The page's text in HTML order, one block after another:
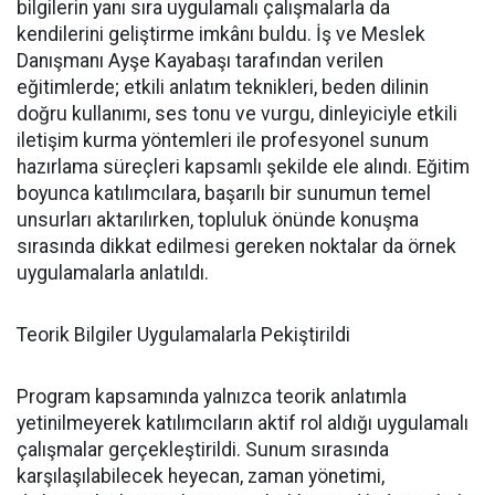
bilgilerin yanı sıra uygulamalı çalışmalarla da
kendilerini geliştirme imkânı buldu. İş ve Meslek
Danışmanı Ayşe Kayabaşı tarafından verilen
eğitimlerde; etkili anlatım teknikleri, beden dilinin
doğru kullanımı, ses tonu ve vurgu, dinleyiciyle etkili
iletişim kurma yöntemleri ile profesyonel sunum
hazırlama süreçleri kapsamlı şekilde ele alındı. Eğitim
boyunca katılımcılara, başarılı bir sunumun temel
unsurları aktarılırken, topluluk önünde konuşma
sırasında dikkat edilmesi gereken noktalar da örnek
uygulamalarla anlatıldı.
Teorik Bilgiler Uygulamalarla Pekiştirildi
Program kapsamında yalnızca teorik anlatımla
yetinilmeyerek katılımcıların aktif rol aldığı uygulamalı
çalışmalar gerçekleştirildi. Sunum sırasında
karşılaşılabilecek heyecan, zaman yönetimi,